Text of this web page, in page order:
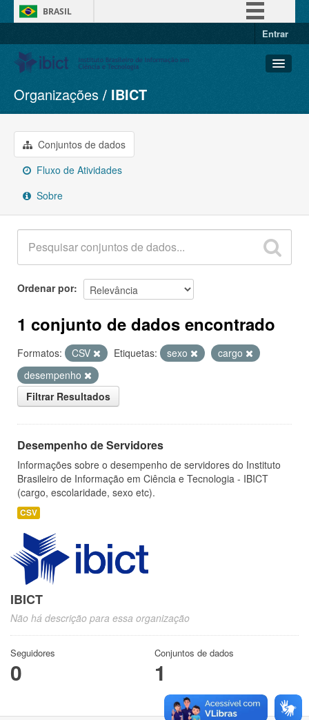
BRASIL
Entrar
Conjuntos de dados
Organizações
Grupos
Sobre
Organizações IBICT
Conjuntos de dados
Fluxo de Atividades
Sobre
Ordenar por
1 conjunto de dados encontrado
Formatos: CSV Etiquetas: sexo
cargo
desempenho
Filtrar Resultados
Desempenho de Servidores
Informações sobre o desempenho de servidores do Instituto
Brasileiro de Informação em Ciência e Tecnologia - IBICT
(cargo, escolaridade, sexo etc).
CSV
IBICT
Não há descrição para essa organização
Seguidores
0
Conjuntos de dados
1